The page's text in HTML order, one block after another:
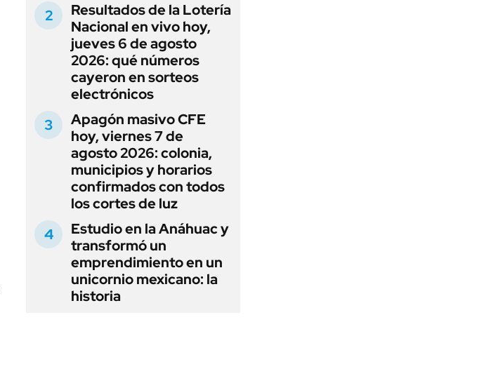
Resultados de la Lotería
Nacional en vivo hoy,
jueves 6 de agosto
2026: qué números
cayeron en sorteos
electrónicos
Apagón masivo CFE
hoy, viernes 7 de
agosto 2026: colonia,
municipios y horarios
confirmados con todos
los cortes de luz
Estudio en la Anáhuac y
transformó un
emprendimiento en un
unicornio mexicano: la
historia